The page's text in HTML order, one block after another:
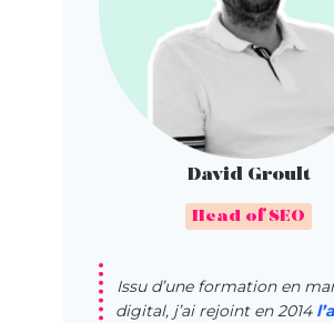
David Groult
Head of SEO
Issu d’une formation en
digital, j’ai rejoint en 2014